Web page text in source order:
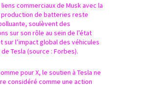
commerciaux de Musk avec la
production de batteries reste
soulèvent des
sur son rôle au sein de l’état
sur l’impact global des véhicules
Tesla (source : Forbes).
pour X, le soutien à Tesla ne
considéré comme une action